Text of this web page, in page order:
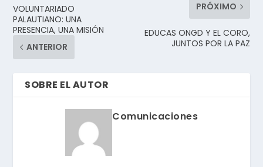
VOLUNTARIADO
PALAUTIANO: UNA
PRESENCIA, UNA MISIÓN
ANTERIOR
PRÓXIMO
EDUCAS ONGD Y EL CORO,
JUNTOS POR LA PAZ
SOBRE EL AUTOR
Comunicaciones